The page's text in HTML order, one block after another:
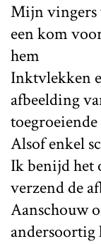
Mijn vingers
een kom
hem
Inktvlekken
afbeelding
Alsof enkel
Ik benijd het
verzend de
Aanschouw
andersoortig